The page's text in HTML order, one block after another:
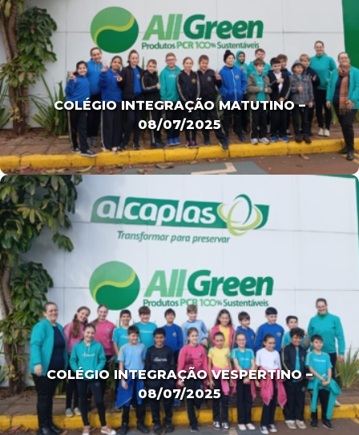
COLÉGIO INTEGRAÇÃO MATUTINO –
08/07/2025
COLÉGIO INTEGRAÇÃO VESPERTINO –
08/07/2025